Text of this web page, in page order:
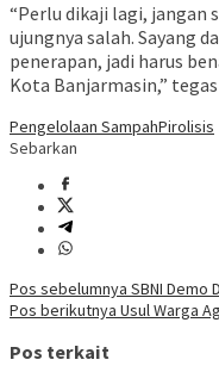
“Perlu dikaji lagi, jangan
ujungnya salah. Sayang
penerapan, jadi harus
Kota Banjarmasin,”
Pengelolaan SampahPirolisis
Sebarkan
Navigasi
pos
Pos sebelumnya SBNI Demo
Pos berikutnya Usul Warga
Pos terkait